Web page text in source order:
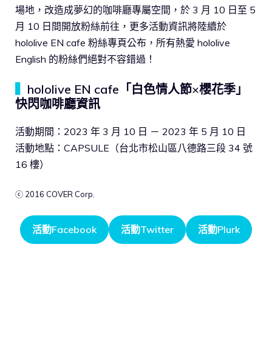
場地，改造成夢幻的咖啡廳專屬空間，於 3 月 10 日至 5
月 10 日間開放粉絲前往，更多活動資訊將陸續於
hololive EN cafe 粉絲專頁公布，所有熱愛 hololive
English 的粉絲們絕對不容錯過！
hololive EN cafe「白色情人節×櫻花季」
快閃咖啡廳資訊
活動期間：2023 年 3 月 10 日 － 2023 年 5 月 10 日
活動地點：CAPSULE（台北市松山區八德路三段 34 號
16 樓）
ⓒ 2016 COVER Corp.
活動Facebook 活動Twitter 活動Plurk